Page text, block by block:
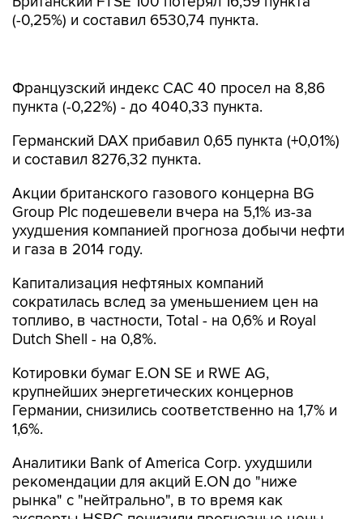
(-0,25%) и составил 6530,74 пункта.
Германский DAX прибавил 0,65 пункта (+0,01%)
Акции британского газового концерна BG
ухудшения компанией прогноза добычи нефти
и газа в 2014 году.
Капитализация нефтяных компаний
топливо, в частности, Total - на 0,6% и Royal
Dutch Shell - на 0,8%.
Котировки бумаг E.ON SE и RWE AG,
Германии, снизились соответственно на 1,7% и
1,6%.
Аналитики Bank of America Corp. ухудшили
рынка" с "нейтрально", в то время как
эксперты HSBC понизили прогнозные цены
для бумаг как E.ON, так и RWE.